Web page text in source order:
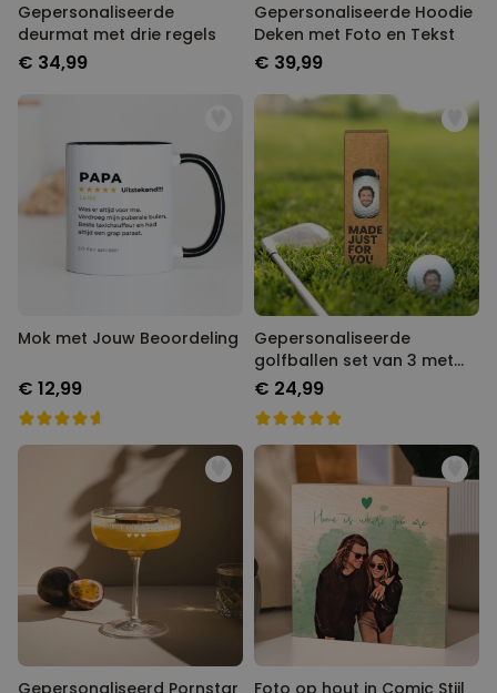
Gepersonaliseerde
deurmat met drie regels
€ 34,99
Gepersonaliseerde Hoodie
Deken met Foto en Tekst
€ 39,99
Mok met Jouw Beoordeling
€ 12,99
Gepersonaliseerde
golfballen set van 3 met
Foto
€ 24,99
Gepersonaliseerd Pornstar
Foto op hout in Comic Stijl